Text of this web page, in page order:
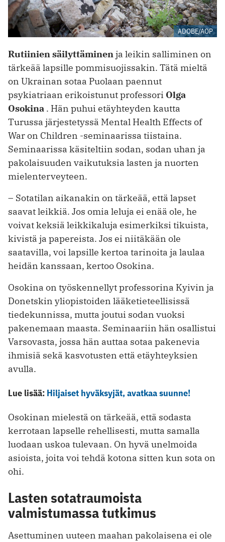
ADOBE/AOP
Rutiinien säilyttäminenja leikin salliminen on
tärkeää lapsille pommisuojissakin. Tätä mieltä
on Ukrainan sotaa Puolaan paennut
psykiatriaan erikoistunut professori Olga
Osokina . Hän puhui etäyhteyden kautta
Turussa järjestetyssä Mental Health Effects of
War on Children -seminaarissa tiistaina.
Seminaarissa käsiteltiin sodan, sodan uhan ja
pakolaisuuden vaikutuksia lasten ja nuorten
mielenterveyteen.
– Sotatilan aikanakin on tärkeää, että lapset
saavat leikkiä. Jos omia leluja ei enää ole, he
voivat keksiä leikkikaluja esimerkiksi tikuista,
kivistä ja papereista. Jos ei niitäkään ole
saatavilla, voi lapsille kertoa tarinoita ja laulaa
heidän kanssaan, kertoo Osokina.
Osokina on työskennellyt professorina Kyivin ja
Donetskin yliopistoiden lääketieteellisissä
tiedekunnissa, mutta joutui sodan vuoksi
pakenemaan maasta. Seminaariin hän osallistui
Varsovasta, jossa hän auttaa sotaa pakenevia
ihmisiä sekä kasvotusten että etäyhteyksien
avulla.
Lue lisää: Hiljaiset hyväksyjät, avatkaa suunne!
Osokinan mielestä on tärkeää, että sodasta
kerrotaan lapselle rehellisesti, mutta samalla
luodaan uskoa tulevaan. On hyvä unelmoida
asioista, joita voi tehdä kotona sitten kun sota on
ohi.
Lasten sotatraumoista
valmistumassa tutkimus
Asettuminen uuteen maahan pakolaisena ei ole